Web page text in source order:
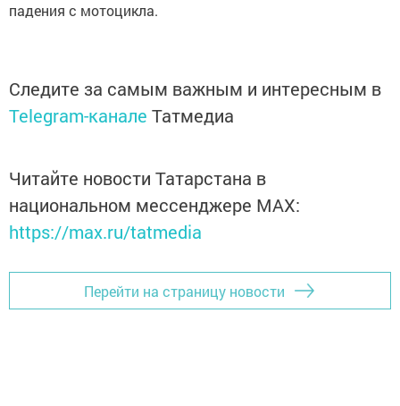
падения с мотоцикла.
Следите за самым важным и интересным в
Telegram-канале Татмедиа
Читайте новости Татарстана в
национальном мессенджере MАХ:
https://max.ru/tatmedia
Перейти на страницу новости